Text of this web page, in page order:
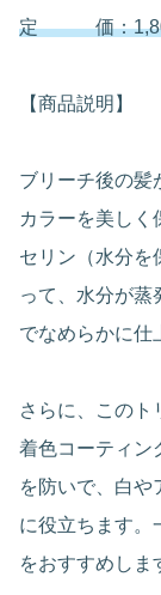
定 価：1,800
【商品説明】
ブリーチ後の髪
カラーを美しく
セリン（水分を
って、水分が蒸
でなめらかに仕
さらに、このト
着色コーティン
を防いで、白や
に役立ちます。
をおすすめしま